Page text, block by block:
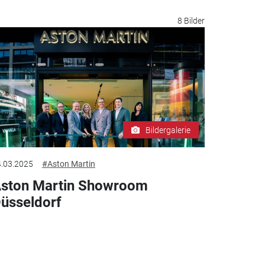
8 Bilder
Bildergalerie
#Aston Martin
Martin Showroom